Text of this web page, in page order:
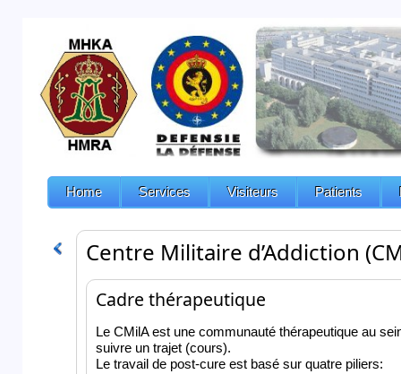
Home Services Visiteurs Patients
Centre Militaire d’Addiction
Cadre thérapeutique
Le CMilA est une communauté thérapeutique au
suivre un trajet (cours).
Le travail de post-cure est basé sur quatre piliers: